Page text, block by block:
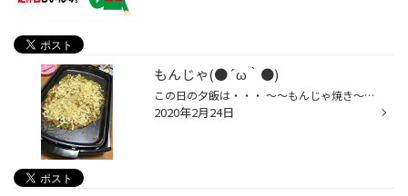
もんじゃ(●´ω｀●)
この日の夕飯は・・・ ～～もんじゃ焼き～～ 簡単だし♪みんな大好きだし♪ビールに合うし♪最高ですよね～♪ 『チーズ＆ベビースターもち明太もんじゃ』
2020年2月24日